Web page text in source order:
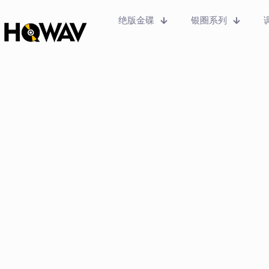
绝版金碟 银圈系列